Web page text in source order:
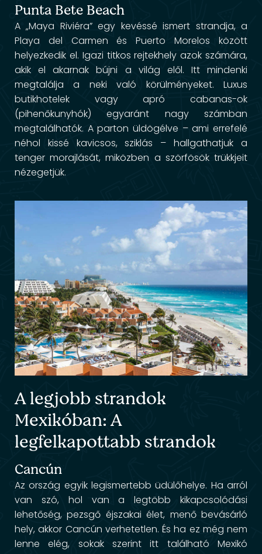
Punta Bete Beach
A „Maya Riviéra” egy kevéssé ismert strandja, a
Playa del Carmen és Puerto Morelos között
helyezkedik el. Igazi titkos rejtekhely azok számára,
akik el akarnak bújni a világ elől. Itt mindenki
megtalálja a neki való körülményeket. Luxus
butikhotelek vagy apró cabanas-ok
(pihenőkunyhók) egyaránt nagy számban
megtalálhatók. A parton üldögélve – ami errefelé
néhol kissé kavicsos, sziklás – hallgathatjuk a
tenger morajlását, miközben a szörfösök trükkjeit
nézegetjük.
A legjobb strandok
Mexikóban: A
legfelkapottabb strandok
Cancún
Az ország egyik legismertebb üdülőhelye. Ha arról
van szó, hol van a legtöbb kikapcsolódási
lehetőség, pezsgő éjszakai élet, menő bevásárló
hely, akkor Cancún verhetetlen. És ha ez még nem
lenne elég, sokak szerint itt található Mexikó